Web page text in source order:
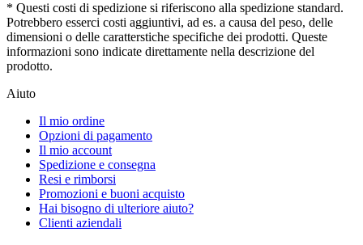
* Questi costi di spedizione si riferiscono alla spedizione standard.
Potrebbero esserci costi aggiuntivi, ad es. a causa del peso, delle
dimensioni o delle caratterstiche specifiche dei prodotti. Queste
informazioni sono indicate direttamente nella descrizione del
prodotto.
Aiuto
Il mio ordine
Opzioni di pagamento
Il mio account
Spedizione e consegna
Resi e rimborsi
Promozioni e buoni acquisto
Hai bisogno di ulteriore aiuto?
Clienti aziendali